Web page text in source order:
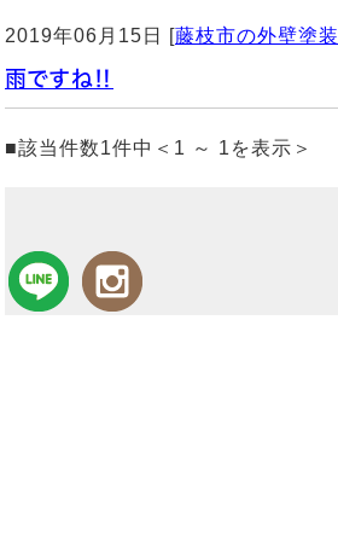
2019年06月15日 [藤枝市の外壁塗装
雨ですね‼️
■該当件数1件中＜1 ～ 1を表示＞